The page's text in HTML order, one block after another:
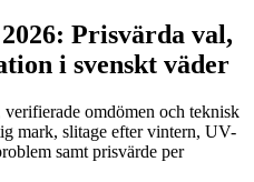
Prisvärda val,
i svenskt väder
verifierade omdömen och teknisk
mark, slitage efter vintern, UV-
samt prisvärde per